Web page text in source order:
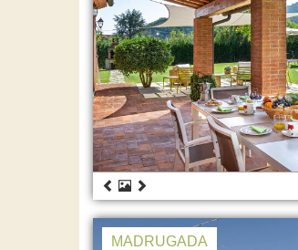
MADRUGADA